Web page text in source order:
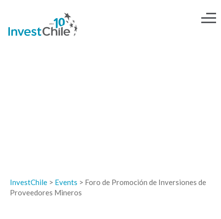
InvestChile > Events > Foro de Promoción de Inversiones de
Proveedores Mineros